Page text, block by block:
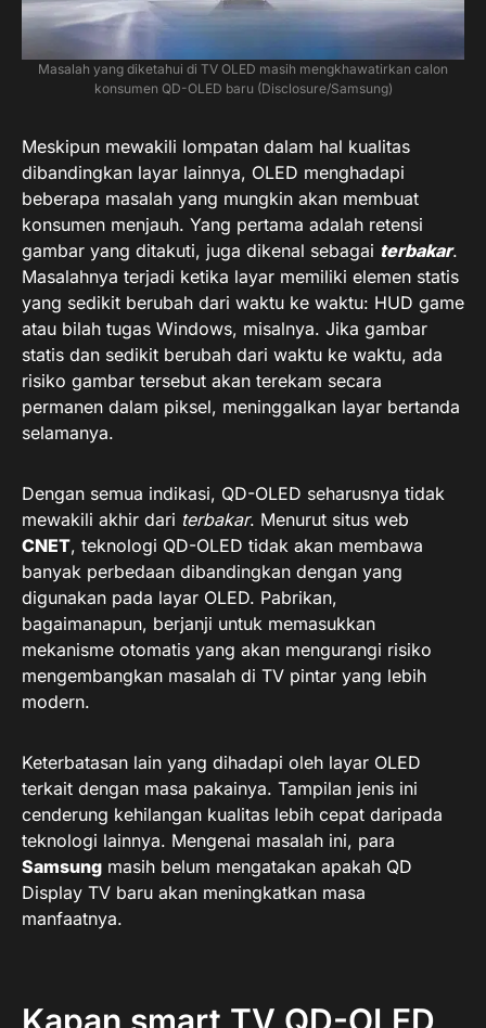
Masalah yang diketahui di TV OLED masih mengkhawatirkan calon
konsumen QD-OLED baru (Disclosure/Samsung)
Meskipun mewakili lompatan dalam hal kualitas
dibandingkan layar lainnya, OLED menghadapi
beberapa masalah yang mungkin akan membuat
konsumen menjauh. Yang pertama adalah retensi
gambar yang ditakuti, juga dikenal sebagai terbakar.
Masalahnya terjadi ketika layar memiliki elemen statis
yang sedikit berubah dari waktu ke waktu: HUD game
atau bilah tugas Windows, misalnya. Jika gambar
statis dan sedikit berubah dari waktu ke waktu, ada
risiko gambar tersebut akan terekam secara
permanen dalam piksel, meninggalkan layar bertanda
selamanya.
Dengan semua indikasi, QD-OLED seharusnya tidak
mewakili akhir dari terbakar. Menurut situs web
CNET, teknologi QD-OLED tidak akan membawa
banyak perbedaan dibandingkan dengan yang
digunakan pada layar OLED. Pabrikan,
bagaimanapun, berjanji untuk memasukkan
mekanisme otomatis yang akan mengurangi risiko
mengembangkan masalah di TV pintar yang lebih
modern.
Keterbatasan lain yang dihadapi oleh layar OLED
terkait dengan masa pakainya. Tampilan jenis ini
cenderung kehilangan kualitas lebih cepat daripada
teknologi lainnya. Mengenai masalah ini, para
Samsung masih belum mengatakan apakah QD
Display TV baru akan meningkatkan masa
manfaatnya.